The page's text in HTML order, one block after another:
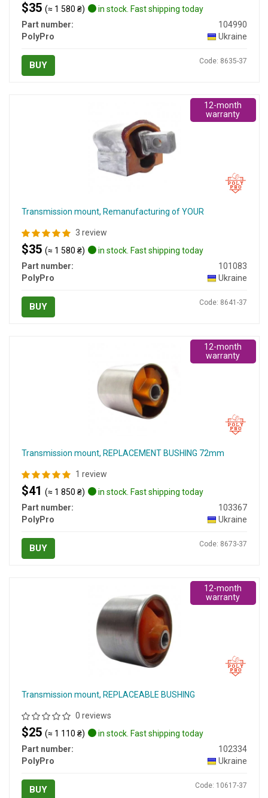
$35 (≈ 1 580 ₴)
in stock. Fast shipping today
Part number:
104990
PolyPro
Ukraine
BUY Code: 8635-37
Transmission mount, Remanufacturing of YOUR
3 review
$35 (≈ 1 580 ₴)
in stock. Fast shipping today
Part number:
101083
PolyPro
Ukraine
BUY Code: 8641-37
12-month
warranty
Transmission mount, REPLACEMENT BUSHING 72mm
1 review
$41 (≈ 1 850 ₴)
in stock. Fast shipping today
Part number:
103367
PolyPro
Ukraine
BUY Code: 8673-37
12-month
warranty
Transmission mount, REPLACEABLE BUSHING
0 reviews
$25 (≈ 1 110 ₴)
in stock. Fast shipping today
Part number:
102334
PolyPro
Ukraine
BUY Code: 10617-37
12-month
warranty